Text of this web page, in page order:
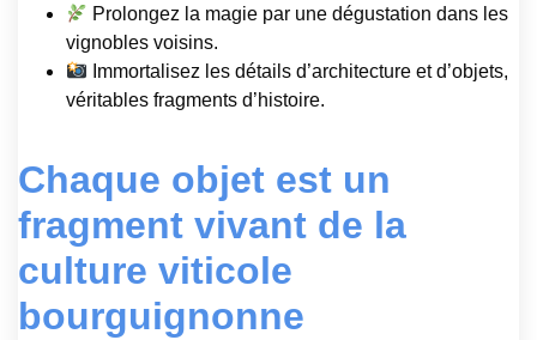
Prolongez la magie par une dégustation dans les
vignobles voisins.
Immortalisez les détails d’architecture et d’objets,
véritables fragments d’histoire.
Chaque objet est un
fragment vivant de la
culture viticole
bourguignonne